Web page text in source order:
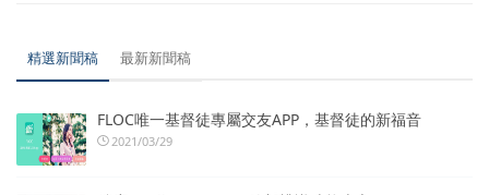
精選新聞稿 最新新聞稿
FLOC唯一基督徒專屬交友APP，基督徒的新福音
2021/03/29